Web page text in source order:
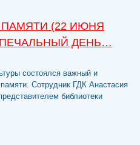
(22 ИЮНЯ
ПЕЧАЛЬНЫЙ ДЕНЬ…
состоялся важный и
Сотрудник ГДК Анастасия
библиотеки